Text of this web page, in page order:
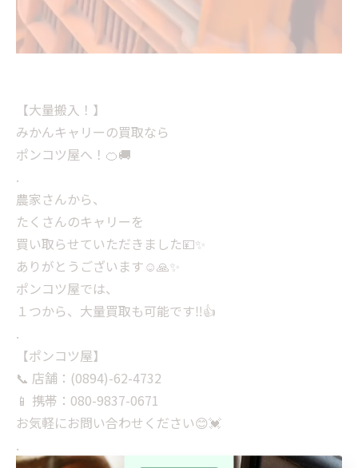
【大量搬入！】
みかんキャリーの買取なら
ポンコツ屋へ！🍊🚚
.
農家さんから、
たくさんのキャリーを
買い取らせていただきました💴✨️
ありがとうございます☺️🙏✨
ポンコツ屋では、
１つから、大量買取も可能です‼️👍
.
【ポンコツ屋】
📞 店舗：(0894)-62-4732
📱 携帯：080-9837-0671
お気軽にお問い合わせください😊💓
.